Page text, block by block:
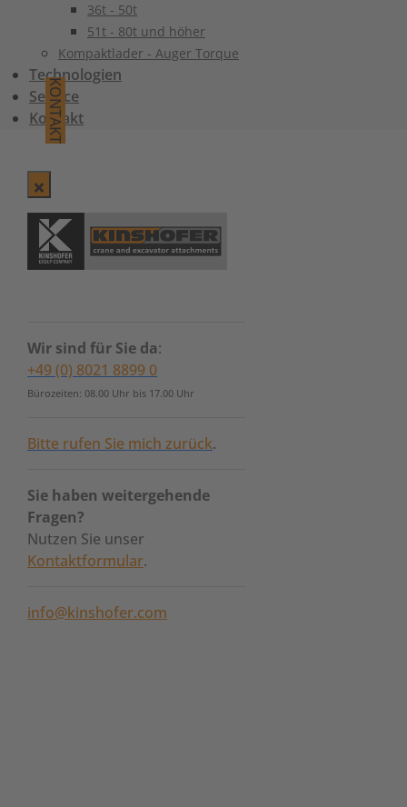
36t - 50t
51t - 80t und höher
Kompaktlader - Auger Torque
Technologien
Service
Kontakt
KONTAKT
Wir sind für Sie da:
+49 (0) 8021 8899 0
Bürozeiten: 08.00 Uhr bis 17.00 Uhr
Bitte rufen Sie mich zurück.
Sie haben weitergehende
Fragen?
Nutzen Sie unser
Kontaktformular.
info@kinshofer.com